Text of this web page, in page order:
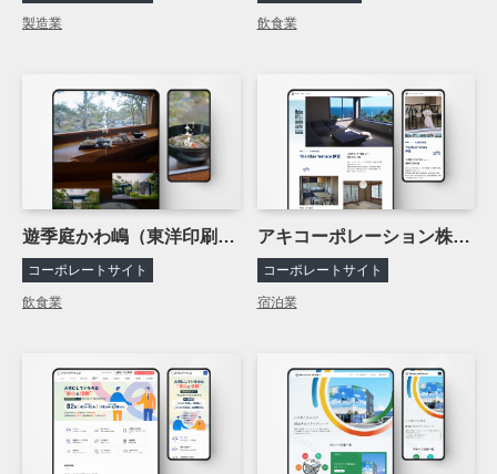
製造業 飲食業
遊季庭かわ嶋（東洋印刷株式会社）
コーポレートサイト
飲食業
アキコーポレーション株式会社（デグチグループ）
コーポレートサイト
宿泊業